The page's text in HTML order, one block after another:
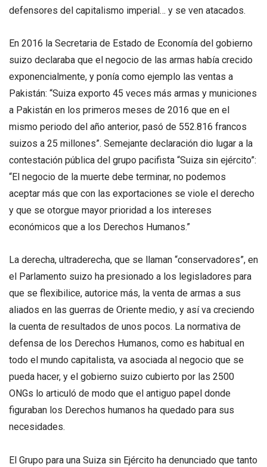
defensores del capitalismo imperial… y se ven atacados.
En 2016 la Secretaria de Estado de Economía del gobierno
suizo declaraba que el negocio de las armas había crecido
exponencialmente, y ponía como ejemplo las ventas a
Pakistán: “Suiza exporto 45 veces más armas y municiones
a Pakistán en los primeros meses de 2016 que en el
mismo periodo del año anterior, pasó de 552.816 francos
suizos a 25 millones”. Semejante declaración dio lugar a la
contestación pública del grupo pacifista “Suiza sin ejército”:
“El negocio de la muerte debe terminar, no podemos
aceptar más que con las exportaciones se viole el derecho
y que se otorgue mayor prioridad a los intereses
económicos que a los Derechos Humanos.”
La derecha, ultraderecha, que se llaman “conservadores”, en
el Parlamento suizo ha presionado a los legisladores para
que se flexibilice, autorice más, la venta de armas a sus
aliados en las guerras de Oriente medio, y así va creciendo
la cuenta de resultados de unos pocos. La normativa de
defensa de los Derechos Humanos, como es habitual en
todo el mundo capitalista, va asociada al negocio que se
pueda hacer, y el gobierno suizo cubierto por las 2500
ONGs lo articuló de modo que el antiguo papel donde
figuraban los Derechos humanos ha quedado para sus
necesidades.
El Grupo para una Suiza sin Ejército ha denunciado que tanto